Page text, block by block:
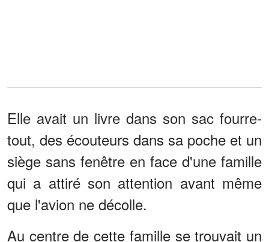
Elle avait un livre dans son sac fourre-
tout, des écouteurs dans sa poche et un
siège sans fenêtre en face d'une famille
qui a attiré son attention avant même
que l'avion ne décolle.
Au centre de cette famille se trouvait un